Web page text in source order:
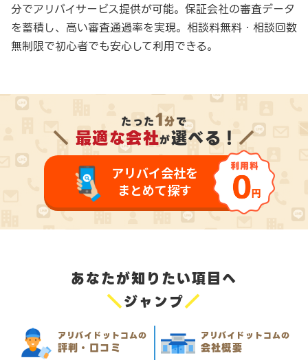
分でアリバイサービス提供が可能。保証会社の審査データ
を蓄積し、高い審査通過率を実現。相談料無料・相談回数
無制限で初心者でも安心して利用できる。
たった1分で
＼ 最適な会社が選べる！ ／
アリバイ会社を
まとめて探す
あなたが知りたい項目へ
＼ジャンプ／
アリバイドットコムの
評判・口コミ
アリバイドットコムの
会社概要